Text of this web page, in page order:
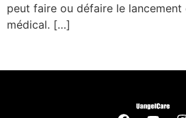
peut faire ou défaire le
médical. […]